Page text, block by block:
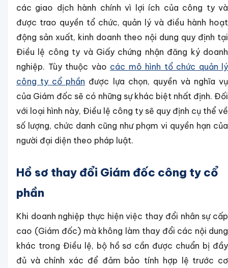
các giao dịch hành chính vì lợi ích của công ty và
được trao quyền tổ chức, quản lý và điều hành hoạt
động sản xuất, kinh doanh theo nội dung quy định tại
Điều lệ công ty và Giấy chứng nhận đăng ký doanh
nghiệp. Tùy thuộc vào các mô hình tổ chức quản lý
công ty cổ phần được lựa chọn, quyền và nghĩa vụ
của Giám đốc sẽ có những sự khác biệt nhất định. Đối
với loại hình này, Điều lệ công ty sẽ quy định cụ thể về
số lượng, chức danh cũng như phạm vi quyền hạn của
người đại diện theo pháp luật.
Hồ sơ thay đổi Giám đốc công ty cổ
phần
Khi doanh nghiệp thực hiện việc thay đổi nhân sự cấp
cao (Giám đốc) mà không làm thay đổi các nội dung
khác trong Điều lệ, bộ hồ sơ cần được chuẩn bị đầy
đủ và chính xác để đảm bảo tính hợp lệ trước cơ